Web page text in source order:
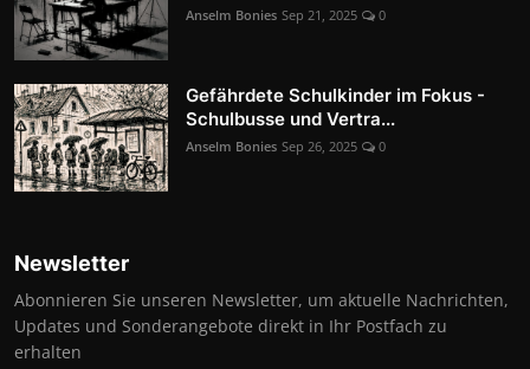
Anselm Bonies Sep 21, 2025 0
Gefährdete Schulkinder im Fokus -
Schulbusse und Vertra...
Anselm Bonies Sep 26, 2025 0
Newsletter
Abonnieren Sie unseren Newsletter, um aktuelle Nachrichten,
Updates und Sonderangebote direkt in Ihr Postfach zu
erhalten